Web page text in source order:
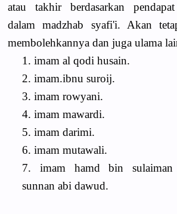
atau takhir berdasarkan
dalam madzhab syafi'i. Akan
membolehkannya dan juga ulama
1. imam al qodi husain.
2. imam.ibnu suroij.
3. imam rowyani.
4. imam mawardi.
5. imam darimi.
6. imam mutawali.
7. imam hamd bin sulaiman
sunnan abi dawud.